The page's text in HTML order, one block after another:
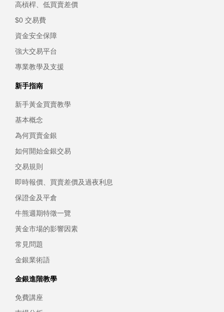
高槓桿、低買賣差價
$0 交易費
資金安全保障
強大交易平台
專業教學及支援
新手指南
新手黃金買賣教學
基本概念
為何買賣金銀
如何開始金銀交易
交易規則
即時報價、買賣差價及過夜利息
保證金及平倉
牛熊週期特徵一覽
黃金市場的影響因素
常見問題
金銀業術語
金銀進階教學
免費講座